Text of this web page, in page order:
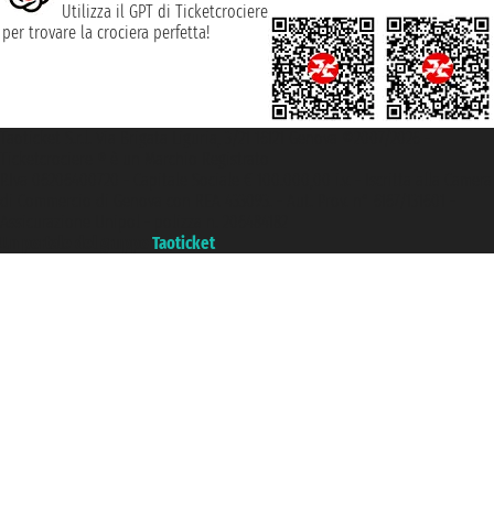
Utilizza il GPT di Ticketcrociere
per trovare la crociera perfetta!
Taoticket